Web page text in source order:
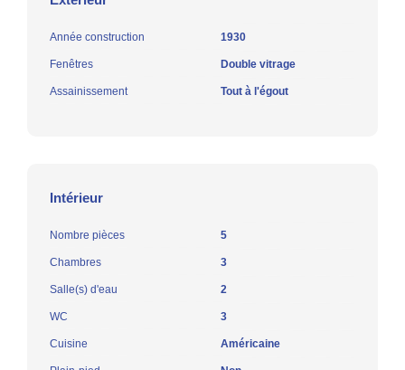
Année construction 1930
Fenêtres Double vitrage
Assainissement Tout à l'égout
Intérieur
Nombre pièces 5
Chambres 3
Salle(s) d'eau 2
WC 3
Cuisine Américaine